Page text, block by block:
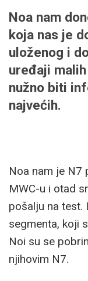
Noa nam
koja nas je
uloženog i
uređaji
nužno biti
najvećih.
Noa nam je N7
MWC-u i otad
pošalju na test.
segmenta, koji
Noi su se
njihovim N7.